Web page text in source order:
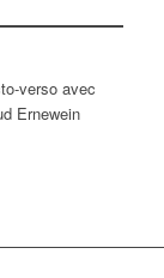
verso avec
Ernewein